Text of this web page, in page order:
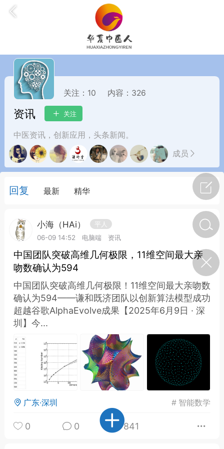
，华夏中医人：家门口的中医人！
节气气象
·特急预警】关
节返乡期间“闪
急提示
0
问答
如何购买【理肺清瘟膏】
【养正护络膏】？
平，顺时收
精气
谷气行、营卫通：《黄帝内
经》视角下的脾胃调养要义
关注： 10 内容： 326
资讯 关注
中医资讯，创新应用，头条新闻。
成员
回复 最新 精华
小海（HAi）
平人
06-09 14:52
电脑端 资讯
中国团队突破高维几何极限，11维空间最大亲
吻数确认为594
中国团队突破高维几何极限！11维空间最大亲吻数
确认为594——谦和既济团队以创新算法模型成功
超越谷歌AlphaEvolve成果【2025年6月9日 · 深
圳】今...
广东·深圳 # 智能数学
0 0 841